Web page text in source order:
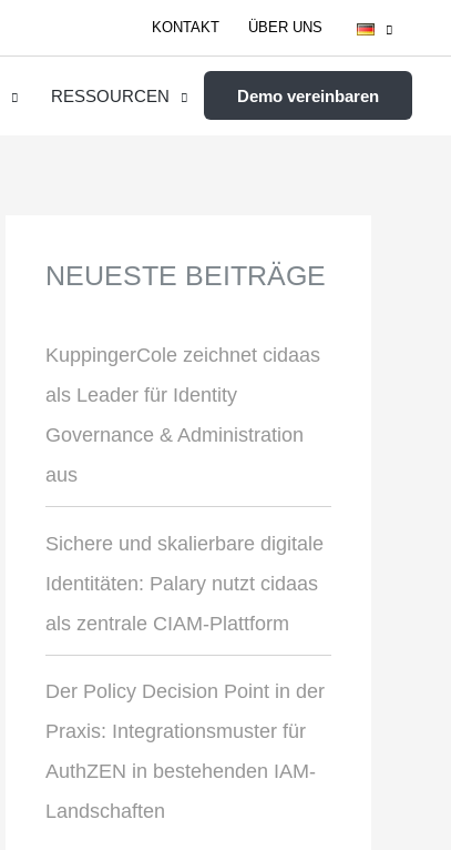
KONTAKT ÜBER UNS
RESSOURCEN Demo vereinbaren
NEUESTE BEITRÄGE
KuppingerCole zeichnet cidaas
als Leader für Identity
Governance & Administration
aus
Sichere und skalierbare digitale
Identitäten: Palary nutzt cidaas
als zentrale CIAM-Plattform
Der Policy Decision Point in der
Praxis: Integrationsmuster für
AuthZEN in bestehenden IAM-
Landschaften